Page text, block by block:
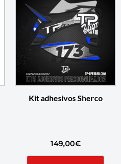
Kit adhesivos Sherco
149,00€